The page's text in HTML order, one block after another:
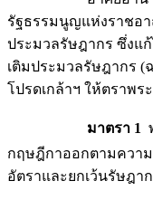
รัฐธรรมนูญแห่งราชอา
ประมวลรัษฎากร ซึ่งแ
เติมประมวลรัษฎากร (
โปรดเกล้าฯ ให้ตราพ
มาตรา 1
กฤษฎีกาออกตามควา
อัตราและยกเว้นรัษฎาก